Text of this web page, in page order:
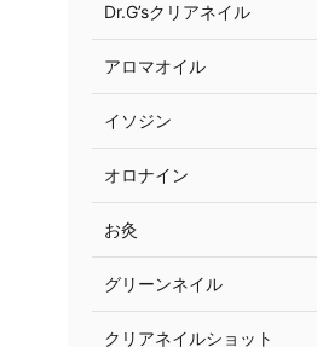
Dr.G’sクリアネイル
アロマオイル
イソジン
オロナイン
お灸
グリーンネイル
クリアネイルショット